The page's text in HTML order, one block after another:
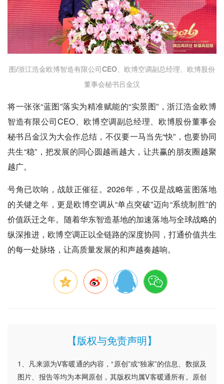
图/浙江浩金欧博智造有限公司CEO、欧博空调副总经理、欧博股份
董事会秘书吕金汉
将一张张“蓝图”落实为精准赋能的“实景图”，浙江浩金欧博
智造有限公司CEO、欧博空调副总经理、欧博股份董事会
秘书吕金汉为大会作总结，不仅要一马当先“快”，也要协同
共生“稳”，把发展的同心圆越画越大，让共赢的朋友圈越聚
越广。
号角已吹响，战鼓正催征。2026年，不仅是战略蓝图落地
的关键之年，更是欧博空调从“单点突破”迈向“系统制胜”的
价值跃迁之年。随着华东智造基地的加速落地与全球战略的
纵深推进，欧博空调正以全链路的深度协同，打通价值共生
的每一处脉络，让高质量发展的和声越奏越响。
【版权与免责声明】
1、凡来源为V客暖通的内容，“原创”或“独家”的信息、数据及
图片、报告等均为本网原创，其版权均属V客暖通所有。原创